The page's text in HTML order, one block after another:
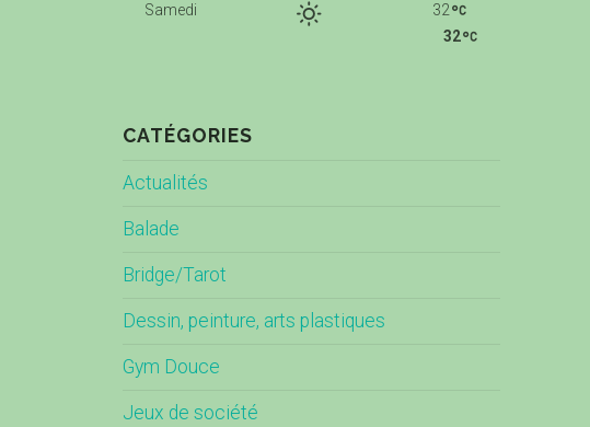
Samedi
32
32
CATÉGORIES
Actualités
Balade
Bridge/Tarot
Dessin, peinture, arts plastiques
Gym Douce
Jeux de société